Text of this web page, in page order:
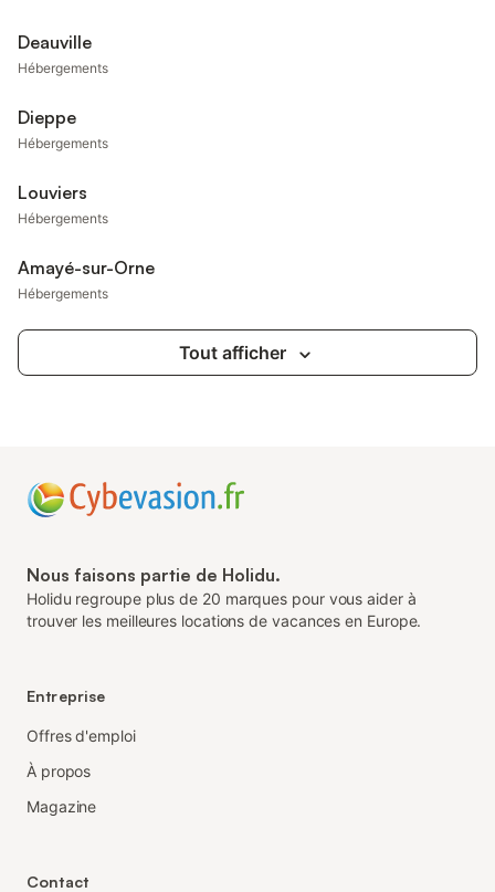
Deauville
Hébergements
Dieppe
Hébergements
Louviers
Hébergements
Amayé-sur-Orne
Hébergements
Tout afficher
Nous faisons partie de Holidu.
Holidu regroupe plus de 20 marques pour vous aider à
trouver les meilleures locations de vacances en Europe.
Entreprise
Offres d'emploi
À propos
Magazine
Contact